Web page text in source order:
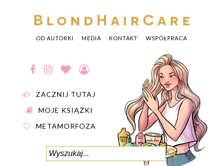
BlondHairCare
OD AUTORKI MEDIA KONTAKT WSPÓŁPRACA
ZACZNIJ TUTAJ
MOJE KSIĄŻKI
METAMORFOZA